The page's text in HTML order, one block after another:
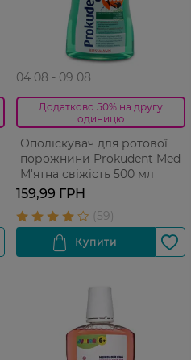
04 08 - 09 08
Додатково 50% на другу
одиницю
Ополіскувач для ротової
порожнини Prokudent Med
М'ятна свіжість 500 мл
159,99 ГРН